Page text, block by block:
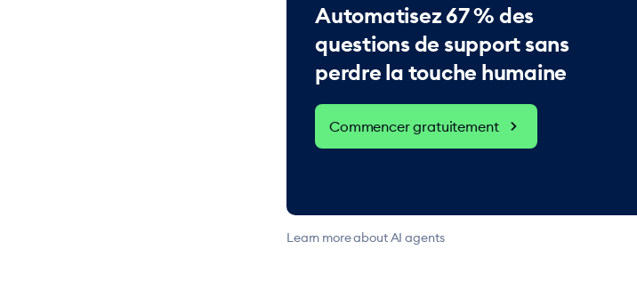
Automatisez 67 % des
questions de support sans
perdre la touche humaine
Commencer gratuitement
Learn more about AI agents